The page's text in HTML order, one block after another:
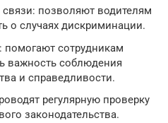
позволяют водителям
о случаях дискриминации.
помогают сотрудникам
важность соблюдения
и справедливости.
регулярную проверку
законодательства.